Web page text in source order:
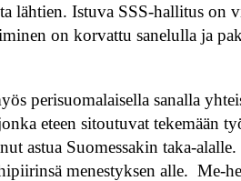
lähtien. Istuva SSS-hallitus on
on korvattu sanelulla ja
perisuomalaisella sanalla
eteen sitoutuvat tekemään
astua Suomessakin taka-
menestyksen alle. Me-